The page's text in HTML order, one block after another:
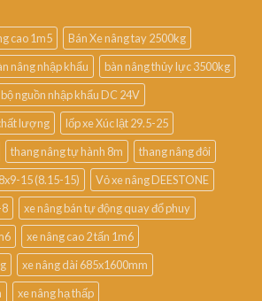
cao 1m5
Bán Xe nâng tay 2500kg
nâng nhập khẩu
bàn nâng thủy lực 3500kg
bộ nguồn nhập khẩu DC 24V
lượng
lốp xe Xúc lật 29.5-25
thang nâng tự hành 8m
thang nâng đôi
15 (8.15-15)
Vỏ xe nâng DEESTONE
8
xe nâng bán tự động quay đổ phuy
xe nâng cao 2 tấn 1m6
xe nâng dài 685x1600mm
xe nâng hạ thấp